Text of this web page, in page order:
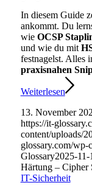
In diesem Guide
ankommt. Du
wie OCSP
und wie du mit
festnagelst. Alles
praxisnahen
Weiterlesen
13. November
https://it-
content/uploads/
glossary.com/wp-
Glossary2025-11-
Härtung – Cipher
IT-Sicherheit